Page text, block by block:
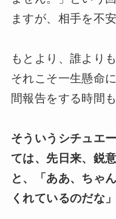
ますが、相手を不
もとより、誰より
それこそ一生懸命
間報告をする時間
そういうシチュエ
ては、先日来、鋭
と、「ああ、ちゃ
くれているのだな